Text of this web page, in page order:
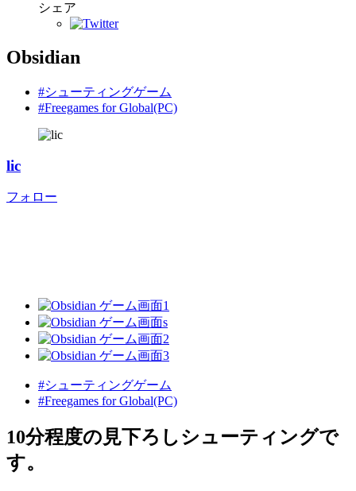
シェア
Obsidian
#シューティングゲーム
#Freegames for Global(PC)
lic
フォロー
#シューティングゲーム
#Freegames for Global(PC)
10分程度の見下ろしシューティングで
す。